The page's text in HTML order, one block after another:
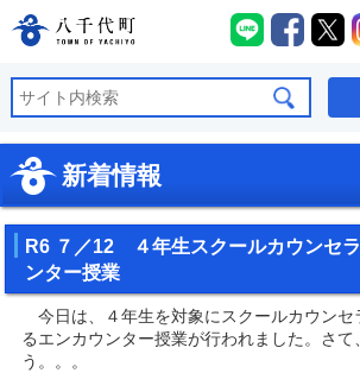
八千代町公式ホームページ
八千代町
八千
新着情報
R6 ７／12 ４年生スクールカウンセ
ンター授業
今日は、４年生を対象にスクールカウンセ
るエンカウンター授業が行われました。さて
う。。。